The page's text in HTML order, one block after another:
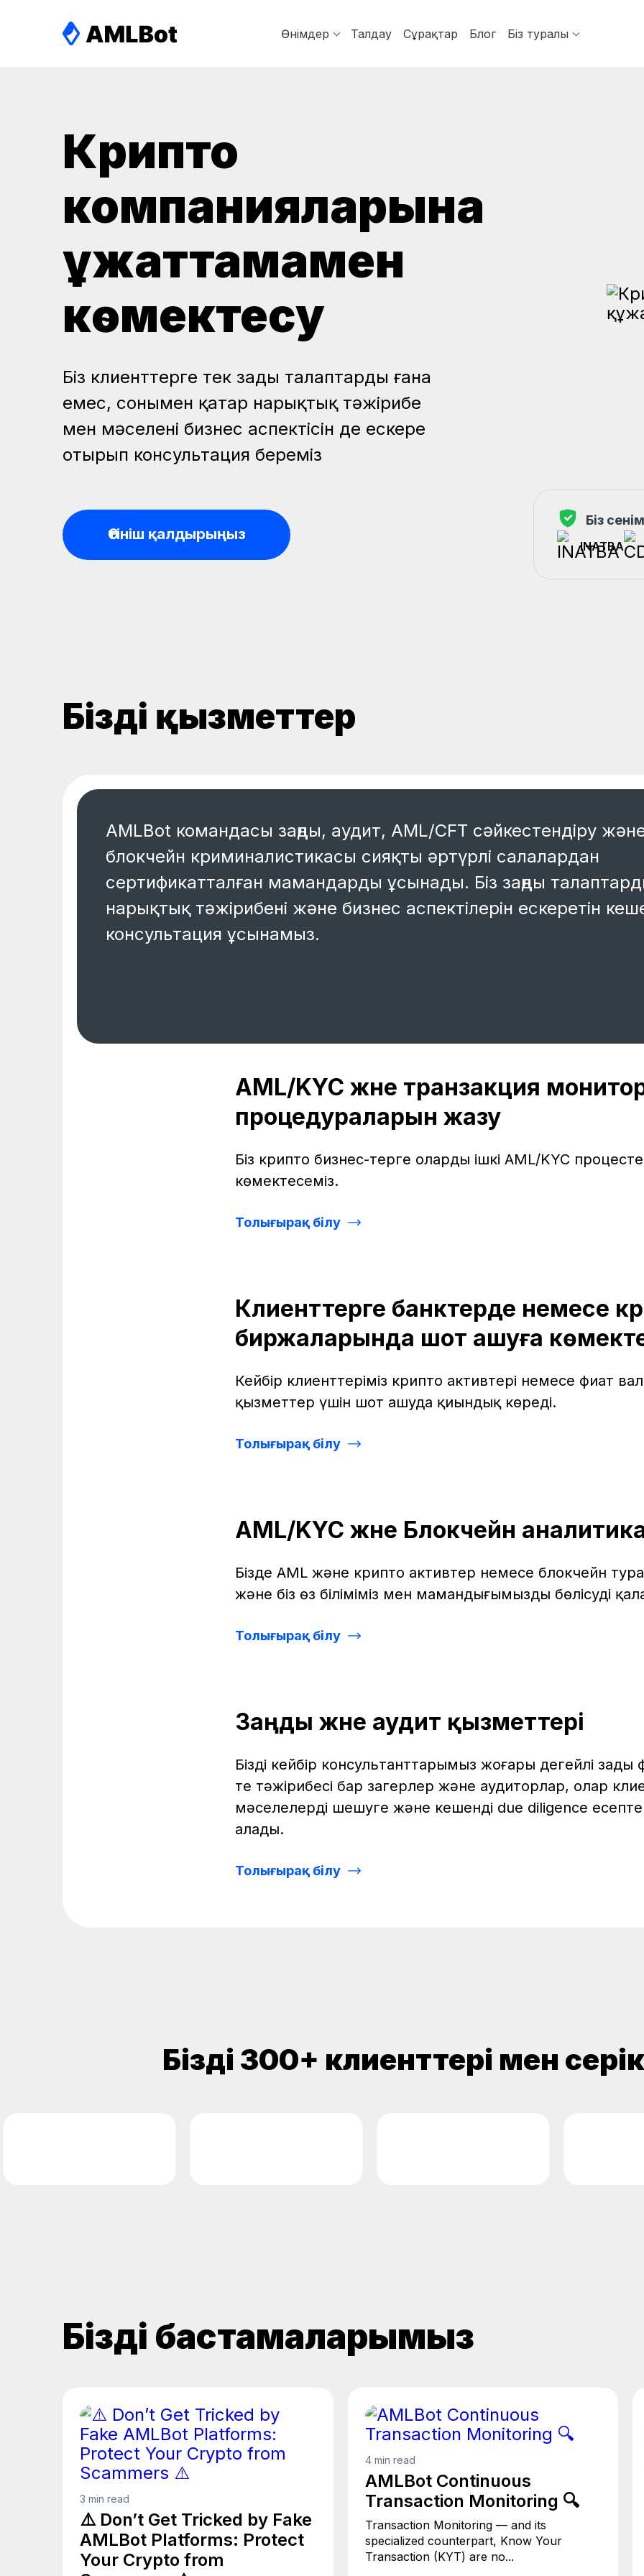
Өнімдер Талдау Сұрақтар Блог Біз туралы
Крипто
компанияларына
құжаттамамен
көмектесу
Біз клиенттерге тек заңды талаптарды ғана
емес, сонымен қатар нарықтық тәжірибе
мен мәселенің бизнес аспектісін де ескере
отырып консультация береміз
Өтініш қалдырыңыз
Біз
INATBA
Біздің қызметтер
AMLBot командасы заңды, аудит, AML/CFT сәйкестендіру
блокчейн криминалистикасы сияқты әртүрлі салалардан
сертификатталған мамандарды ұсынады. Біз заңды
нарықтық тәжірибені және бизнес аспектілерін ескеретін
консультация ұсынамыз.
AML/KYC және транзакция
процедураларын жазу
Біз крипто бизнес-терге олардың ішкі AML/KYC
көмектесеміз.
Толығырақ білу
Клиенттерге банктерде немесе
биржаларында шот ашуға
Кейбір клиенттеріміз крипто активтері немесе фиат
қызметтер үшін шот ашуда қиындық көреді.
Толығырақ білу
AML/KYC және Блокчейн
Бізде AML және крипто активтер немесе блокчейн
және біз өз біліміміз мен мамандығымызды бөлісуді
Толығырақ білу
Заңды және аудит қызметтері
Біздің кейбір консультанттарымыз жоғары деңгейлі
те тәжірибесі бар заңгерлер және аудиторлар, олар
мәселелерді шешуге және кешенді due diligence
алады.
Толығырақ білу
Біздің 300+ клиенттері мен
Біздің бастамаларымыз
3 min read
⚠️ Don’t Get Tricked by Fake
AMLBot Platforms: Protect
Your Crypto from
4 min read
AMLBot Continuous
Transaction Monitoring 🔍
Transaction Monitoring — and its
specialized counterpart, Know Your
Transaction (KYT) are no...